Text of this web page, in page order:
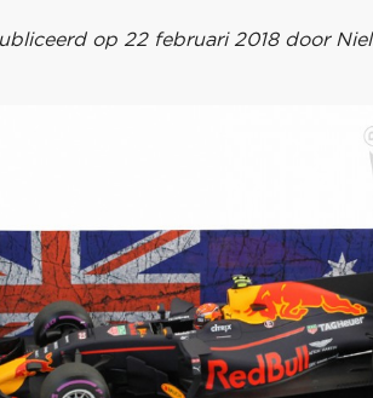
op 22 februari 2018 door